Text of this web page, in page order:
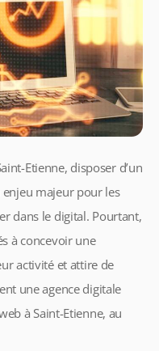
Etienne, disposer d’un
majeur pour les
dans le digital. Pourtant,
à concevoir une
activité et attire de
une agence digitale
à Saint-Etienne, au